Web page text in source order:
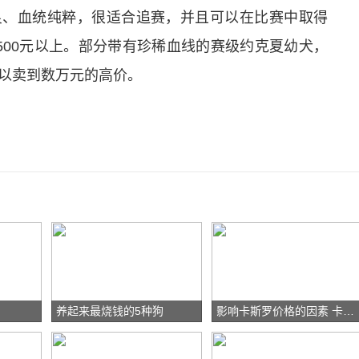
血统纯粹，很适合追赛，并且可以在比赛中取得
元以上。部分带有珍稀血线的赛级约克夏幼犬，
卖到数万元的高价。
养起来最烧钱的5种狗